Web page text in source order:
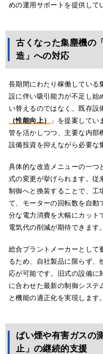
めの運用サポートを提供して
古くなった集塵機の
造」への対応
長期間にわたり稼働している
設に伴い吸引能力が不足し始
い替えるのではなく、既存設
（性能向上）
」を提案してい
管を活かしつつ、主要な内部
設備投資を抑えながら必要な
具体的な改造メニューの一つ
式の変更が挙げられます。従
制御へと換装することで、工
て、モーターの回転数を自動
分な電力消費を大幅にカット
電気代の削減が期待できます。
総合プラントメーカーとして
るため、自社製品に限らず、
応が可能です。旧式の設備に
に合わせた最新の制御システ
と機能の適正化を実現します。
ばい煙や有害ガスの
止」の継続的支援